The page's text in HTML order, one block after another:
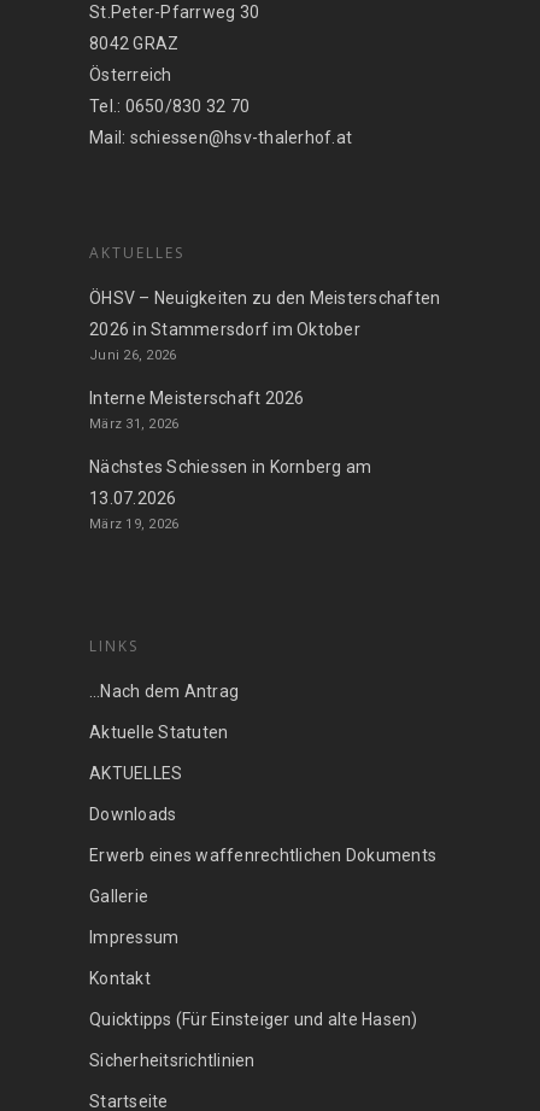
St.Peter-Pfarrweg 30
8042 GRAZ
Österreich
Tel.: 0650/830 32 70
Mail: schiessen@hsv-thalerhof.at
AKTUELLES
ÖHSV – Neuigkeiten zu den Meisterschaften
2026 in Stammersdorf im Oktober
Juni 26, 2026
Interne Meisterschaft 2026
März 31, 2026
Nächstes Schiessen in Kornberg am
13.07.2026
März 19, 2026
LINKS
…Nach dem Antrag
Aktuelle Statuten
AKTUELLES
Downloads
Erwerb eines waffenrechtlichen Dokuments
Gallerie
Impressum
Kontakt
Quicktipps (Für Einsteiger und alte Hasen)
Sicherheitsrichtlinien
Startseite